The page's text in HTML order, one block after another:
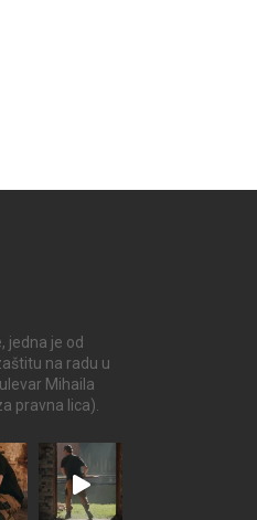
jedna je od
na radu u
Mihaila
pravna lica).